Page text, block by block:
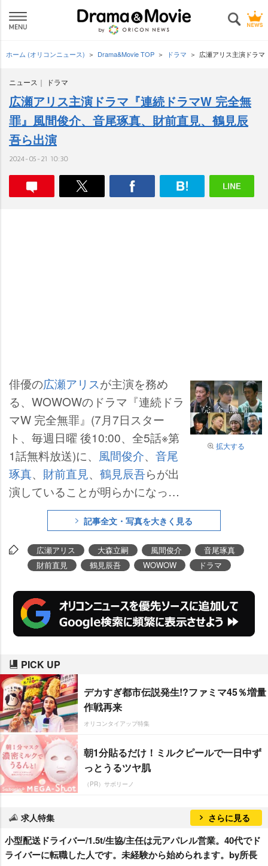
ホーム (オリコンニュース) Drama&Movie TOP ドラマ 広瀬アリス主演ドラ
ニュース ドラマ
広瀬アリス主演ドラマ『連続ドラマW 完全無
罪』風間俊介、音尾琢真、財前直見、鶴見辰
吾ら出演
2024-05-21 10:30
拡大する
俳優の広瀬アリスが主演を務め
る、WOWOWのドラマ『連続ドラ
マW 完全無罪』(7月7日スター
ト、毎週日曜 後10:00、全5話※第
1話無料放送)に、 風間俊介、 音尾
琢真、 財前直見、 鶴見辰吾らが出
演していることが明らかになっ
た。新たな映像も解禁となった。
記事全文・写真を大きく見る
広瀬アリス 大森立嗣 風間俊介
音尾琢真
財前直見
鶴見辰吾 WOWOW ドラマ
PICK UP
デカすぎ都市伝説発生!?ファミマ45％増量
作戦再来
オリコンタイアップ特集
朝1分貼るだけ！ミルクピールで一日中ず
っとうるツヤ肌
（PR）サボリーノ
求人特集 さらに見る
小型配送ドライバー/1.5t/生協/主任は元アパレル営業。40代でド
ライバーに転職した人です。未経験から始められます。by所長